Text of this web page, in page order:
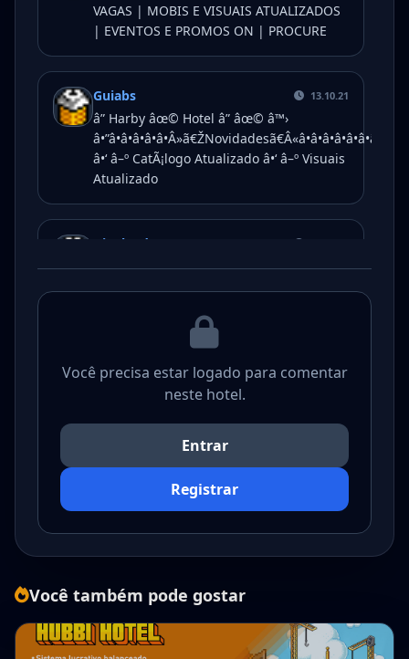
VAGAS | MOBIS E VISUAIS ATUALIZADOS
| EVENTOS E PROMOS ON | PROCURE
Guiabs 13.10.21
â” Harby âœ© Hotel â” âœ© â™›
â•”â•â•â•â•â•Â»ã€ŽNovidadesã€Â«â•â•â•â•â•â•â•â•â•
â•‘ â–º CatÃ¡logo Atualizado â•‘ â–º Visuais
Atualizado
Divulgador
Gostei
Você precisa estar logado para comentar
neste hotel.
Entrar
Registrar
Você também pode gostar